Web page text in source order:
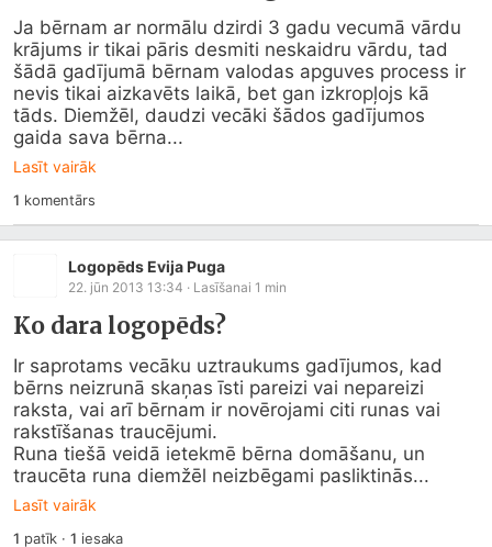
Ja bērnam ar normālu dzirdi 3 gadu vecumā vārdu
krājums ir tikai pāris desmiti neskaidru vārdu, tad
šādā gadījumā bērnam valodas apguves process ir
nevis tikai aizkavēts laikā, bet gan izkropļojs kā
tāds. Diemžēl, daudzi vecāki šādos gadījumos
gaida sava bērna...
Lasīt vairāk
1 komentārs
Logopēds Evija Puga
22. jūn 2013 13:34 · Lasīšanai 1 min
Ko dara logopēds?
Ir saprotams vecāku uztraukums gadījumos, kad
bērns neizrunā skaņas īsti pareizi vai nepareizi
raksta, vai arī bērnam ir novērojami citi runas vai
rakstīšanas traucējumi.
Runa tiešā veidā ietekmē bērna domāšanu, un
traucēta runa diemžēl neizbēgami pasliktinās...
Lasīt vairāk
1 patīk ·1 iesaka